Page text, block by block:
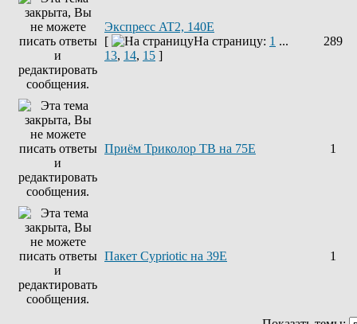
Экспресс AT2, 140E
[
На страницу: 1 ...
13, 14, 15 ]
289
Приём Триколор ТВ на 75Е 1
Пакет Cypriotic на 39Е 1